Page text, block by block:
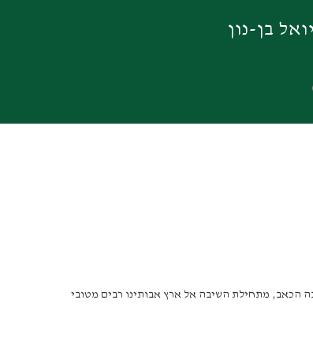
בן-נון
הכאב, מתחילת השיבה אל ארץ אבותינו רבים מטובי